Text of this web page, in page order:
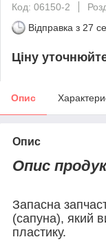
Код: 06150-2
Відправка з 27
Ціну
Опис
Опис
Опис
Запасна
(сапуна), який
пластику.